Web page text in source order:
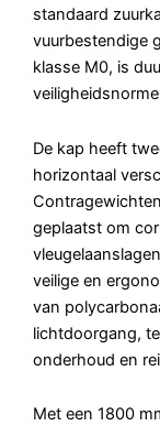
standaard
vuurbestendige
klasse M0, is
De kap heeft
horizontaal
geplaatst om
veilige en
van
lichtdoorgang,
onderhoud en
Met een 1800